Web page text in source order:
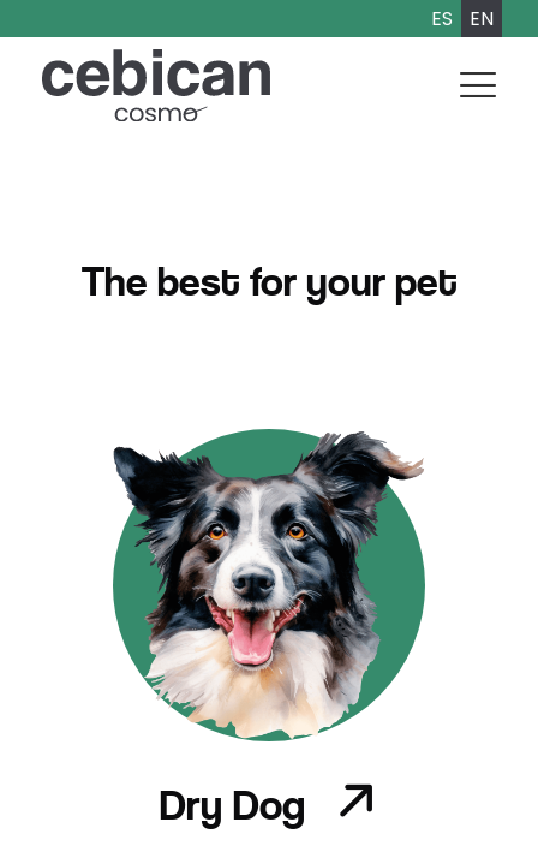
ES EN
The best for your pet
Dry Dog